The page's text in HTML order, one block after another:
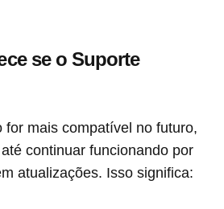
se o Suporte
for mais compatível no futuro,
continuar funcionando por
atualizações. Isso significa: